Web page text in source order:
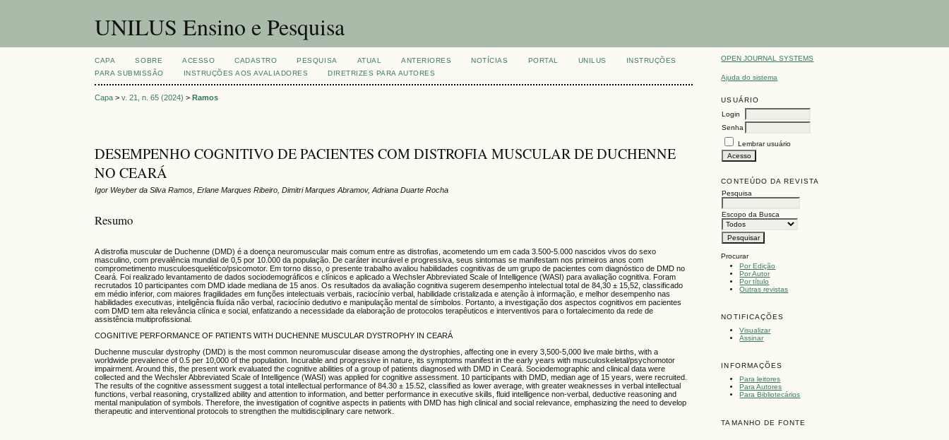
UNILUS Ensino e Pesquisa
OPEN JOURNAL SYSTEMS
Ajuda do sistema
USUÁRIO
Login
Senha
Lembrar usuário
CONTEÚDO DA REVISTA
Pesquisa
Escopo da Busca
Procurar
Por Edição
Por Autor
Por título
Outras revistas
NOTIFICAÇÕES
Visualizar
Assinar
INFORMAÇÕES
Para leitores
Para Autores
Para Bibliotecários
TAMANHO DE FONTE
CAPA SOBRE ACESSO CADASTRO PESQUISA ATUAL ANTERIORES NOTÍCIAS PORTAL UNILUS
INSTRUÇÕES
PARA SUBMISSÃO
INSTRUÇÕES AOS AVALIADORES DIRETRIZES PARA AUTORES
Capa >v. 21, n. 65 (2024) >Ramos
DESEMPENHO COGNITIVO DE PACIENTES COM DISTROFIA MUSCULAR DE DUCHENNE
NO CEARÁ
Igor Weyber da Silva Ramos, Erlane Marques Ribeiro, Dimitri Marques Abramov, Adriana Duarte Rocha
Resumo
A distrofia muscular de Duchenne (DMD) é a doença neuromuscular mais comum entre as distrofias, acometendo um em cada 3.500-5.000 nascidos vivos do sexo
masculino, com prevalência mundial de 0,5 por 10.000 da população. De caráter incurável e progressiva, seus sintomas se manifestam nos primeiros anos com
comprometimento musculoesquelético/psicomotor. Em torno disso, o presente trabalho avaliou habilidades cognitivas de um grupo de pacientes com diagnóstico de DMD no
Ceará. Foi realizado levantamento de dados sociodemográficos e clínicos e aplicado a Wechsler Abbreviated Scale of Intelligence (WASI) para avaliação cognitiva. Foram
recrutados 10 participantes com DMD idade mediana de 15 anos. Os resultados da avaliação cognitiva sugerem desempenho intelectual total de 84,30 ± 15,52, classificado
em médio inferior, com maiores fragilidades em funções intelectuais verbais, raciocínio verbal, habilidade cristalizada e atenção à informação, e melhor desempenho nas
habilidades executivas, inteligência fluída não verbal, raciocínio dedutivo e manipulação mental de símbolos. Portanto, a investigação dos aspectos cognitivos em pacientes
com DMD tem alta relevância clínica e social, enfatizando a necessidade da elaboração de protocolos terapêuticos e interventivos para o fortalecimento da rede de
assistência multiprofissional.
COGNITIVE PERFORMANCE OF PATIENTS WITH DUCHENNE MUSCULAR DYSTROPHY IN CEARÁ
Duchenne muscular dystrophy (DMD) is the most common neuromuscular disease among the dystrophies, affecting one in every 3,500-5,000 live male births, with a
worldwide prevalence of 0.5 per 10,000 of the population. Incurable and progressive in nature, its symptoms manifest in the early years with musculoskeletal/psychomotor
impairment. Around this, the present work evaluated the cognitive abilities of a group of patients diagnosed with DMD in Ceará. Sociodemographic and clinical data were
collected and the Wechsler Abbreviated Scale of Intelligence (WASI) was applied for cognitive assessment. 10 participants with DMD, median age of 15 years, were recruited.
The results of the cognitive assessment suggest a total intellectual performance of 84.30 ± 15.52, classified as lower average, with greater weaknesses in verbal intellectual
functions, verbal reasoning, crystallized ability and attention to information, and better performance in executive skills, fluid intelligence non-verbal, deductive reasoning and
mental manipulation of symbols. Therefore, the investigation of cognitive aspects in patients with DMD has high clinical and social relevance, emphasizing the need to develop
therapeutic and interventional protocols to strengthen the multidisciplinary care network.